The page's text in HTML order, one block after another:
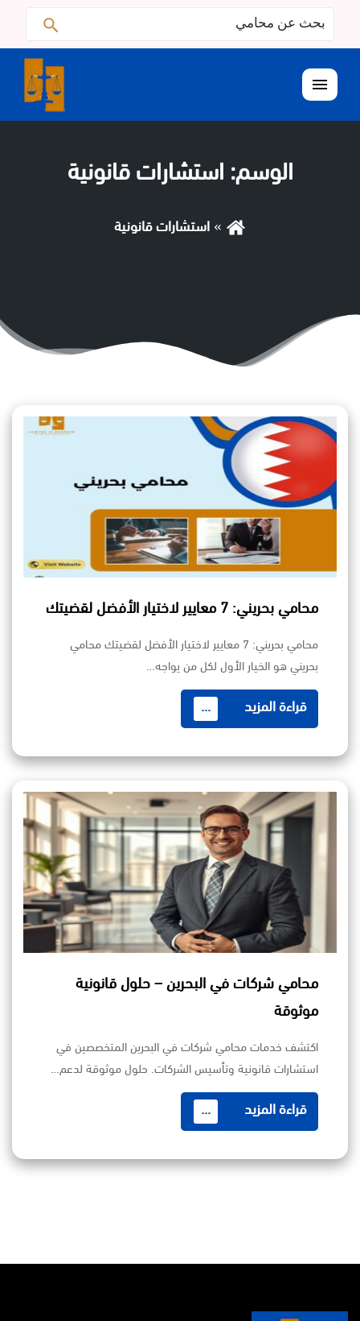
البحث
عن:
القائمة
الوسم: استشارات قانونية
استشارات قانونية
محامي بحريني: 7 معايير لاختيار الأفضل لقضيتك
محامي بحريني: 7 معايير لاختيار الأفضل لقضيتك محامي
بحريني هو الخيار الأول لكل من يواجه…
قراءة المزيد ...
محامي شركات في البحرين – حلول قانونية
موثوقة
اكتشف خدمات محامي شركات في البحرين المتخصصين في
استشارات قانونية وتأسيس الشركات. حلول موثوقة لدعم…
قراءة المزيد ...